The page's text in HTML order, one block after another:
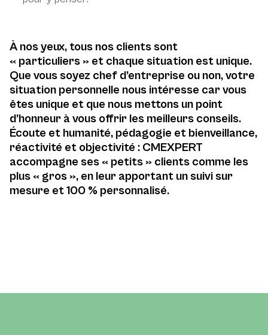
À nos yeux, tous nos clients sont
« particuliers » et chaque situation est unique.
Que vous soyez chef d’entreprise ou non, votre
situation personnelle nous intéresse car vous
êtes unique et que nous mettons un point
d’honneur à vous offrir les meilleurs conseils.
Écoute et humanité, pédagogie et bienveillance,
réactivité et objectivité : CMEXPERT
accompagne ses « petits » clients comme les
plus « gros », en leur apportant un suivi sur
mesure et 100 % personnalisé.